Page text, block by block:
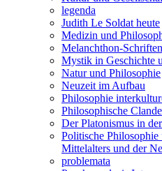
legenda
Judith Le Soldat heute
Medizin und
Melanchthon-
Mystik in Geschichte
Natur und Philosophie
Neuzeit im Aufbau
Philosophie
Philosophische
Der Platonismus in
Politische Philosophie
Mittelalters und der
problemata